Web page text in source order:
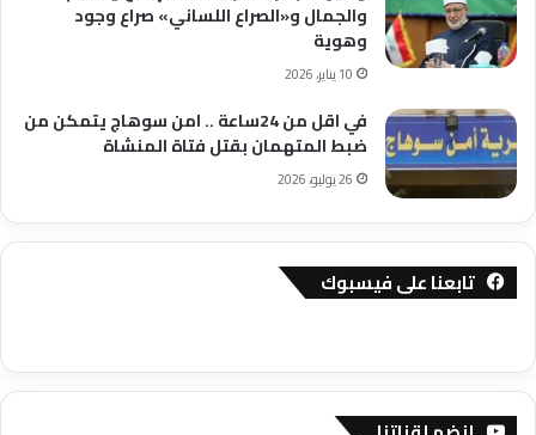
والجمال و«الصراع اللساني» صراع وجود
وهوية
10 يناير، 2026
في اقل من 24ساعة .. امن سوهاج يتمكن من
ضبط المتهمان بقتل فتاة المنشاة
26 يوليو، 2026
تابعنا على فيسبوك